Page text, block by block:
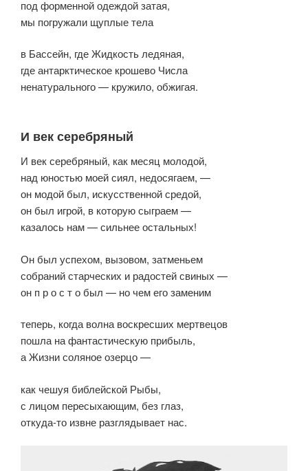
под форменной одеждой затая,
мы погружали щуплые тела
в Бассейн, где Жидкость ледяная,
где антарктическое крошево Числа
ненатурального — кружило, обжигая.
И век серебряный
И век серебряный, как месяц молодой,
над юностью моей сиял, недосягаем, —
он модой был, искусственной средой,
он был игрой, в которую сыграем —
казалось нам — сильнее остальных!
Он был успехом, вызовом, затменьем
собраний старческих и радостей свиных —
он п р о с т о был — но чем его заменим
теперь, когда волна воскресших мертвецов
пошла на фантастическую прибыль,
а Жизни соляное озерцо —
как чешуя библейской Рыбы,
с лицом пересыхающим, без глаз,
откуда-то извне разглядывает нас.